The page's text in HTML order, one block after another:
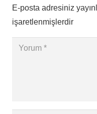
E-posta adresiniz
işaretlenmişlerdir